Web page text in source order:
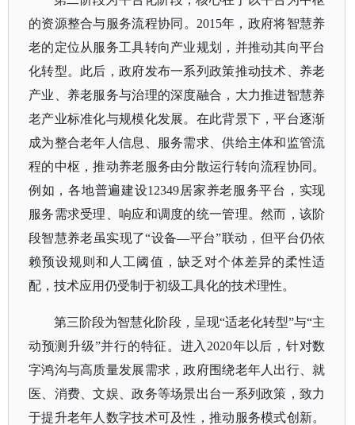
的资源整合与服务流程协同。 2015年，政府将智慧养
老的定位从服务工具转向产业规划，并推动其向平台
化转型。此后，政府发布一系列政策推动技术、养老
产业、养老服务与治理的深度融合，大力推进智慧养
老产业标准化与规模化发展。在此背景下，平台逐渐
成为整合老年人信息、服务需求、供给主体和监管流
程的中枢，推动养老服务由分散运行转向流程协同。
例如，各地普遍建设12349居家养老服务平台，实现
服务需求受理、响应和调度的统一管理。然而，该阶
段智慧养老虽实现了“设备—平台”联动，但平台仍依
赖预设规则和人工阈值，缺乏对个体差异的柔性适
配，技术应用仍受制于初级工具化的技术理性。
第三阶段为智慧化阶段，呈现“适老化转型”与“主
动预测升级”并行的特征。进入2020年以后， 针对数
字鸿沟与高质量发展需求，政府围绕老年人出行、就
医、消费、文娱、政务等场景出台一系列政策， 致力
于提升老年人数字技术可及性，推动服务模式创新。